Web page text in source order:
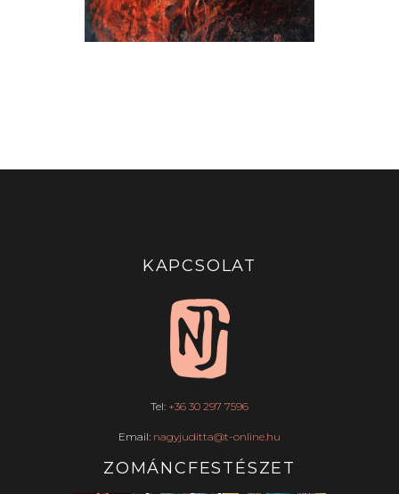
KAPCSOLAT
Tel: +36 30 297 7596
Email: nagyjuditta@t-online.hu
ZOMÁNCFESTÉSZET